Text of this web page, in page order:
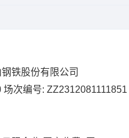
铁股份有限公司
场次编号: ZZ2312081111851